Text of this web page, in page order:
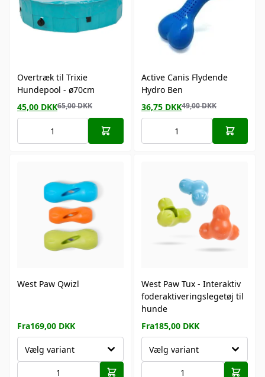
Overtræk til Trixie
Hundepool - ø70cm
45,00 DKK65,00DKK
Active Canis Flydende
Hydro Ben
36,75 DKK49,00DKK
West Paw Qwizl
Fra169,00 DKK
Vælg variant
West Paw Tux - Interaktiv
foderaktiveringslegetøj til
hunde
Fra185,00 DKK
Vælg variant